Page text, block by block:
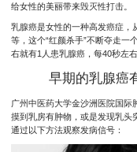
给女性的美丽带来毁灭性打击。
乳腺癌是女性的一种高发癌症，
等，这个“红颜杀手”不断夺走一
右就有1人患乳腺癌，每40秒左
早期的乳腺癌
广州中医药大学金沙洲医院国际
摸到乳房有肿物，或是发现乳头
通过以下方法观察发病信号：